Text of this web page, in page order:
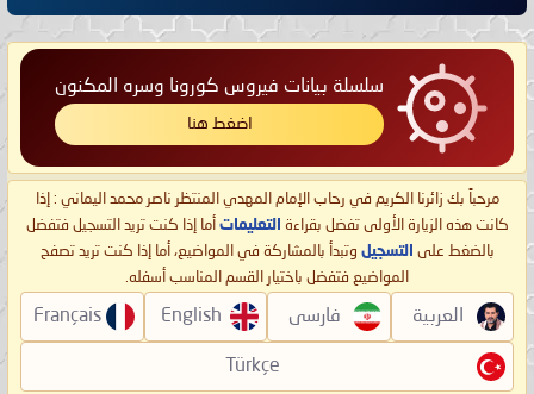
سلسلة بيانات فيروس كورونا وسره المكنون
اضغط هنا
مرحباً بك زائرنا الكريم في رحاب الإمام المهدي المنتظر ناصر محمد اليماني : إذا
كانت هذه الزيارة الأولى تفضل بقراءة التعليمات أما إذا كنت تريد التسجيل فتفضل
بالضغط على التسجيل وتبدأ بالمشاركة في المواضيع، أما إذا كنت تريد تصفح
المواضيع فتفضل باختيار القسم المناسب أسفله.
العربية فارسی English
Français
Türkçe